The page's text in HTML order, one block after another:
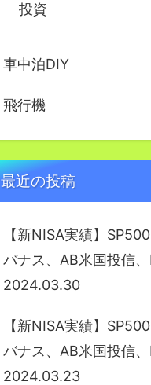
投資
車中泊DIY
飛行機
最近の投稿
【新NISA実績】
バナス、AB米国投信、
2024.03.30
【新NISA実績】
バナス、AB米国投信、
2024.03.23